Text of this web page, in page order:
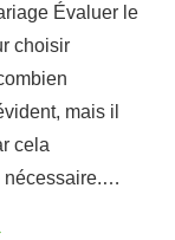
Évaluer le
choisir
mais il
cela
nécessaire.…